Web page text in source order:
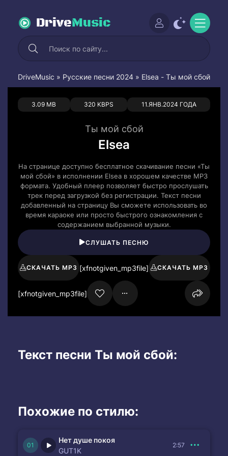
DriveMusic
DriveMusic » Русские песни 2024 » Elsea - Ты мой сбой
3.09 MB 320 KBPS 11.ЯНВ.2024 ГОДА
0 0
Ты мой сбой
Elsea
На странице доступно бесплатное скачивание песни «Ты
мой сбой» в исполнении Elsea в хорошем качестве MP3
формата. Удобный плеер позволяет быстро прослушать
трек перед загрузкой без регистрации. Текст песни
добавленный на страницу Вы сможете использовать во
время караоке или просто быстрого ознакомления с
содержанием выбранной музыки.
СЛУШАТЬ ПЕСНЮ
СКАЧАТЬ MP3 [xfnotgiven_mp3file] СКАЧАТЬ MP3
[xfnotgiven_mp3file]
Текст песни Ты мой сбой:
Похожие по стилю:
Нет душе покоя
GUT1K
2:57